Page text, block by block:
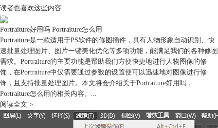
图8：使用磨皮软件
如果是刚安装的软件，会弹出未注册提醒，可点击“安装授权”，进行软件
的注册，或点击“好的”，先体验试用功能。
图9：安装授权
刚开始使用portraiture，可先使用其预设磨皮效果，比如，使用增强平滑
预设，就可以让人像的皮肤变得非常细腻，斑点也清理得很干净。
读者也喜欢这些内容:
Portraiture好用吗 Portraiture怎么用
Portraiture是一款适用于PS软件的修图插件，具有人物形象自动识别、快
速批量处理图片、图片一键美化优化等多项功能，能满足我们的各种修图
需求。Portraiture的主要功能是帮助我们方便快捷地进行人物图像的修
饰，在Portraiture中仅需要通过参数的设置便可以迅速地对图像进行修
饰，且支持批量处理图片。本文将会介绍关于Portraiture好用吗，
Portraiture怎么用的相关内容。...
阅读全文 >